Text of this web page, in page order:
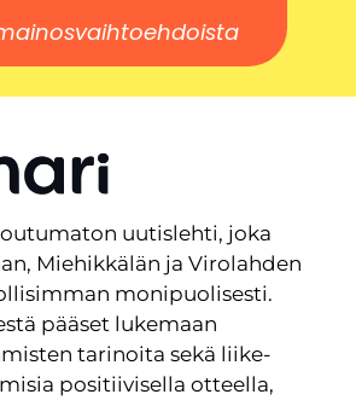
uutislehti, joka
Miehikkälän ja Virolahden
monipuolisesti.
pääset lukemaan
tarinoita sekä liike-
positiivisella otteella,